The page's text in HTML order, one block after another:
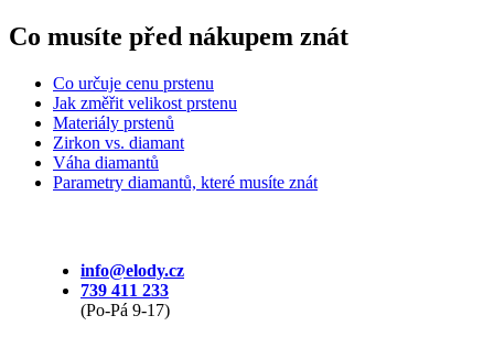
Co musíte před nákupem znát
Co určuje cenu prstenu
Jak změřit velikost prstenu
Materiály prstenů
Zirkon vs. diamant
Váha diamantů
Parametry diamantů, které musíte znát
info@elody.cz
739 411 233
(Po-Pá 9-17)